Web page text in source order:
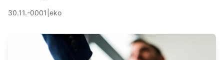
30.11.-0001 eko